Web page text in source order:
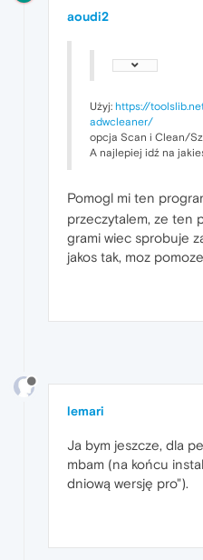
aoudi2
Użyj: https://
adwcleaner/
opcja Scan i Clean/
A najlepiej idź na
Pomogl mi ten
przeczytalem, ze ten
grami wiec sprobuje
jakos tak, moz
lemari
Ja bym jeszcze, dla
mbam (na końcu
dniową wersję pro").